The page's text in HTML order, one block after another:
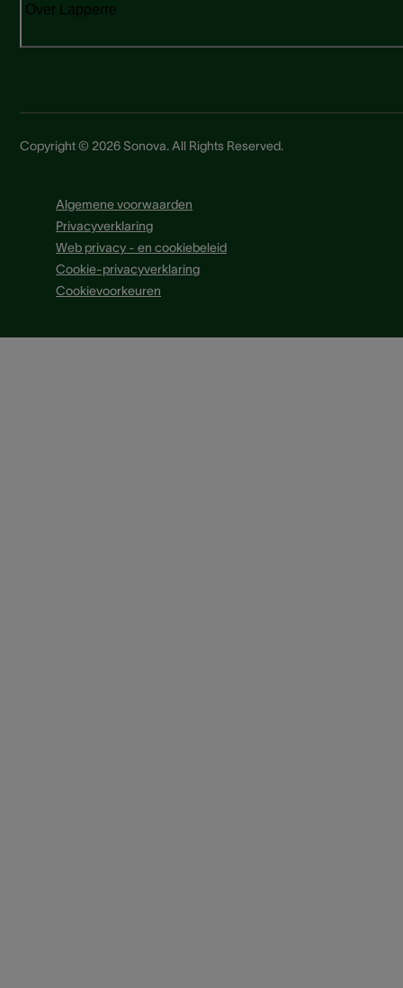
Over Lapperre
Copyright © 2026 Sonova. All Rights Reserved.
Algemene voorwaarden
Privacyverklaring
Web privacy - en cookiebeleid
Cookie-privacyverklaring
Cookievoorkeuren